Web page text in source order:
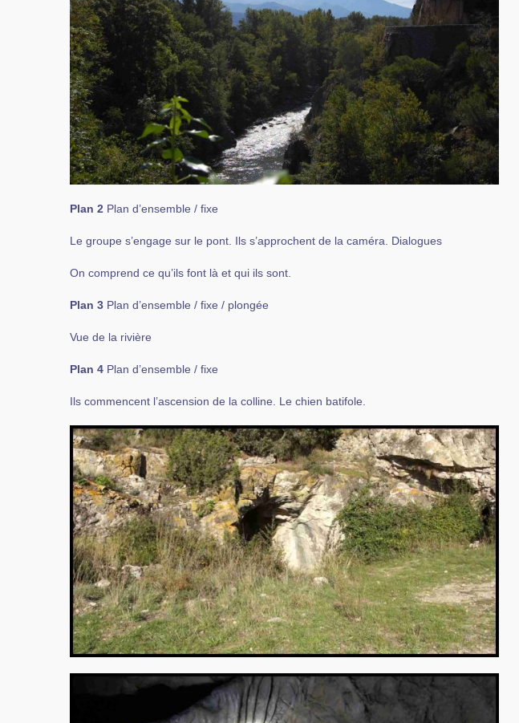
Plan 2 Plan d’ensemble / fixe
Le groupe s’engage sur le pont. Ils s’approchent de la caméra. Dialogues
On comprend ce qu’ils font là et qui ils sont.
Plan 3 Plan d’ensemble / fixe / plongée
Vue de la rivière
Plan 4 Plan d’ensemble / fixe
Ils commencent l’ascension de la colline. Le chien batifole.